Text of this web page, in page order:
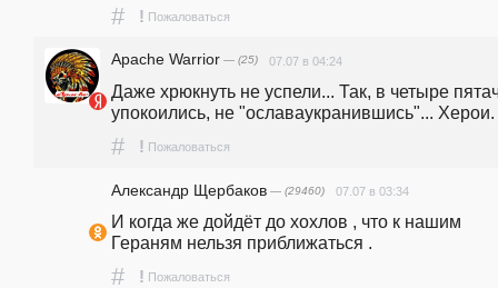
# ! Пожаловаться
Apache Warrior — (25) 07.07 в 04:24
Даже хрюкнуть не успели... Так, в четыре
упокоились, не "ославаукранившись"... Херои.
# ! Пожаловаться
Александр Щербаков — (29460) 07.07 в 03:34
И когда же дойдёт до хохлов , что к нашим
Гераням нельзя приближаться .
# ! Пожаловаться